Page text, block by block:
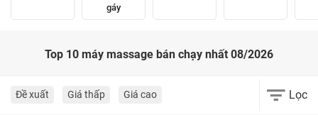
gáy
Top 10 máy massage bán chạy nhất 08/2026
Đề xuất Giá thấp Giá cao Lọc